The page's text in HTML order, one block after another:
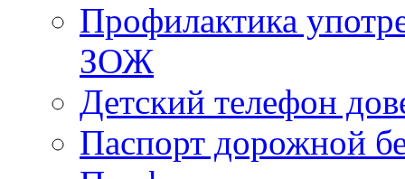
Профилактика
ЗОЖ
Детский телефон
Паспорт дорожной